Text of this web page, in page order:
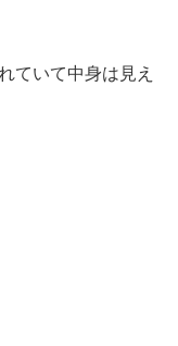
て中身は見え